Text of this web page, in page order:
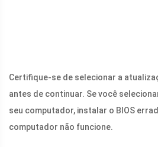
Certifique-se de selecionar a
antes de continuar. Se você
seu computador, instalar o BIOS
computador não funcione.